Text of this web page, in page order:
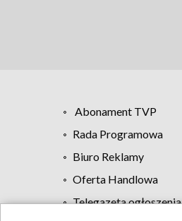
Abonament TVP
Rada Programowa
Biuro Reklamy
Oferta Handlowa
Telegazeta ogłoszenia